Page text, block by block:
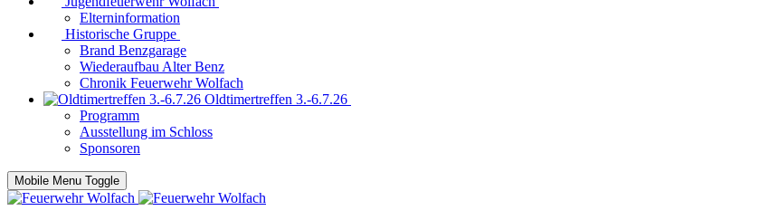
Elterninformation
Historische Gruppe
Brand Benzgarage
Wiederaufbau Alter Benz
Chronik Feuerwehr Wolfach
Oldtimertreffen 3.-6.7.26
Programm
Ausstellung im Schloss
Sponsoren
Mobile Menu Toggle